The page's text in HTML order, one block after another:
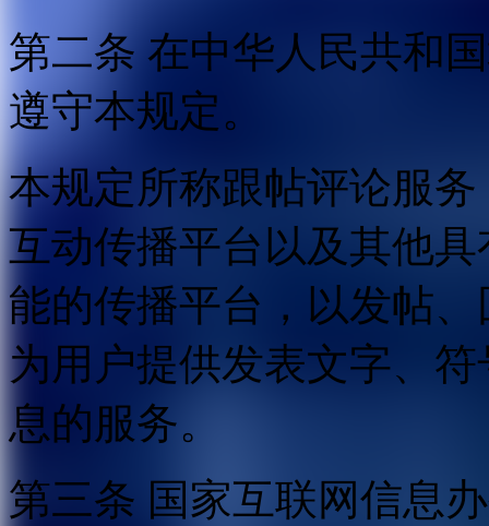
第二条 在中华人民共和
遵守本规定。
本规定所称跟帖评论服
互动传播平台以及其他
能的传播平台，以发帖
为用户提供发表文字、
息的服务。
第三条 国家互联网信息